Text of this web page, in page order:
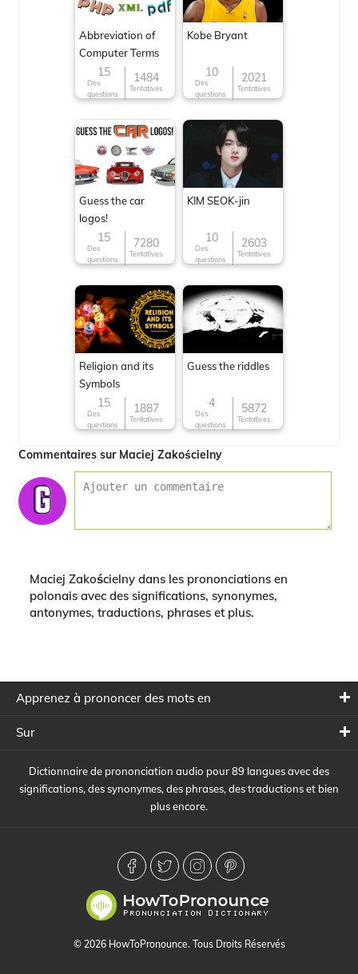
Abbreviation of
Computer Terms
15
Des
questions
1484
Tentatives
Kobe Bryant
10
Des
questions
2021
Tentatives
Guess the car
logos!
15
Des
questions
7280
Tentatives
KIM SEOK-jin
10
Des
questions
2603
Tentatives
Religion and its
Symbols
15
Des
questions
1887
Tentatives
Guess the riddles
4
Des
questions
5872
Tentatives
Commentaires sur Maciej Zakościelny
Maciej Zakościelny dans les prononciations en
polonais avec des significations, synonymes,
antonymes, traductions, phrases et plus.
Apprenez à prononcer des mots en
Sur
Dictionnaire de prononciation audio pour 89 langues avec des
significations, des synonymes, des phrases, des traductions et bien
plus encore.
© 2026 HowToPronounce. Tous Droits Réservés